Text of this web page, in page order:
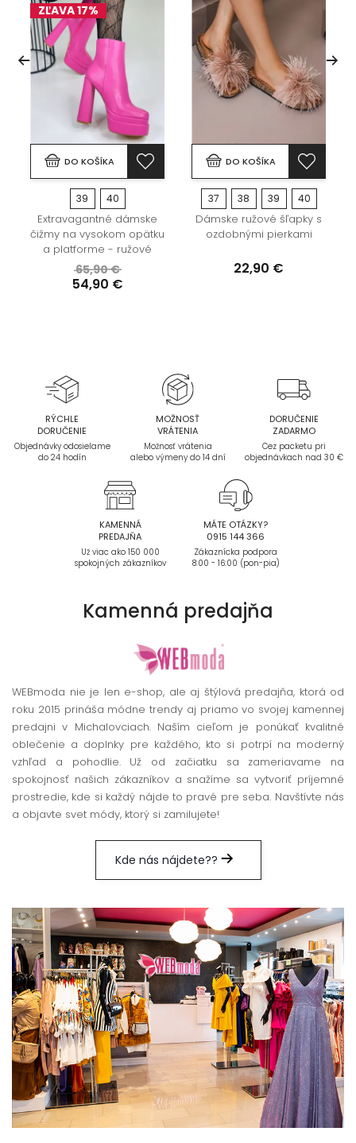
ZĽAVA 17%
DO KOŠÍKA
39 40
Extravagantné dámske
čižmy na vysokom opätku
a platforme - ružové
65,90 €
54,90 €
DO KOŠÍKA
37 38 39 40
Dámske ružové šľapky s
ozdobnými pierkami
22,90 €
RÝCHLE
DORUČENIE
Objednávky odosielame
do 24 hodín
MOŽNOSŤ
VRÁTENIA
Možnosť vrátenia
alebo výmeny do 14 dní
DORUČENIE
ZADARMO
Cez packetu pri
objednávkach nad 30 €
KAMENNÁ
PREDAJŇA
Už viac ako 150 000
spokojných zákazníkov
MÁTE OTÁZKY?
0915 144 366
Zákaznícka podpora
8:00 - 16:00 (pon-pia)
Kamenná predajňa
WEBmoda nie je len e-shop, ale aj štýlová predajňa, ktorá od
roku 2015 prináša módne trendy aj priamo vo svojej kamennej
predajni v Michalovciach. Naším cieľom je ponúkať kvalitné
oblečenie a doplnky pre každého, kto si potrpí na moderný
vzhľad a pohodlie. Už od začiatku sa zameriavame na
spokojnosť našich zákazníkov a snažíme sa vytvoriť príjemné
prostredie, kde si každý nájde to pravé pre seba. Navštívte nás
a objavte svet módy, ktorý si zamilujete!
Kde nás nájdete??